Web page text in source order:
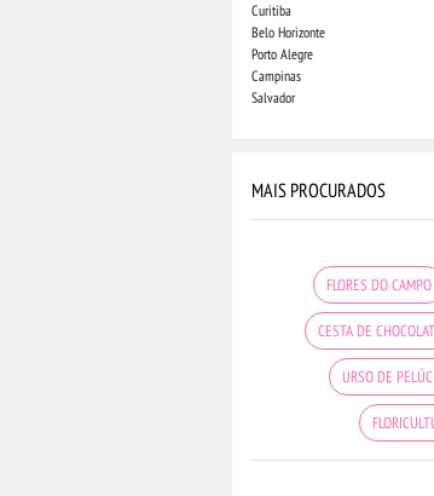
Curitiba
Belo Horizonte
Porto Alegre
Campinas
Salvador
MAIS PROCURADOS
FLORES DO CAMPO
CESTA DE
URSO DE